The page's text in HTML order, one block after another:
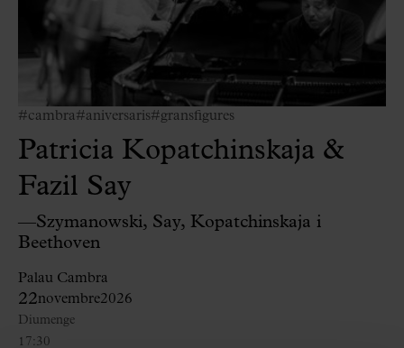
#cambra#aniversaris#gransfigures
Patricia Kopatchinskaja &
Fazil Say
—Szymanowski, Say, Kopatchinskaja i
Beethoven
Palau Cambra
22novembre2026
17:30
Diumenge